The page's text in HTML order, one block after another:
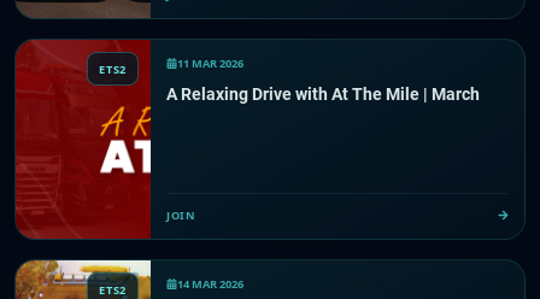
ETS2 11 MAR 2026
A Relaxing Drive with At The Mile | March
JOIN
ETS2 14 MAR 2026